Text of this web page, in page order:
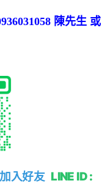
陳先生 或
加入好友LINE ID :